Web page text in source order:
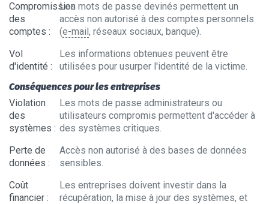
Compromission
des
comptes :
Les mots de passe devinés permettent un
accès non autorisé à des comptes personnels
(e-mail, réseaux sociaux, banque).
Vol
d'identité :
Les informations obtenues peuvent être
utilisées pour usurper l'identité de la victime.
Conséquences pour les entreprises
Violation
des
systèmes :
Les mots de passe administrateurs ou
utilisateurs compromis permettent d'accéder à
des systèmes critiques.
Perte de
données :
Accès non autorisé à des bases de données
sensibles.
Coût
financier :
Les entreprises doivent investir dans la
récupération, la mise à jour des systèmes, et